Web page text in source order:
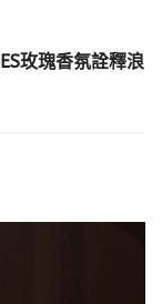
玫瑰香氛詮釋浪